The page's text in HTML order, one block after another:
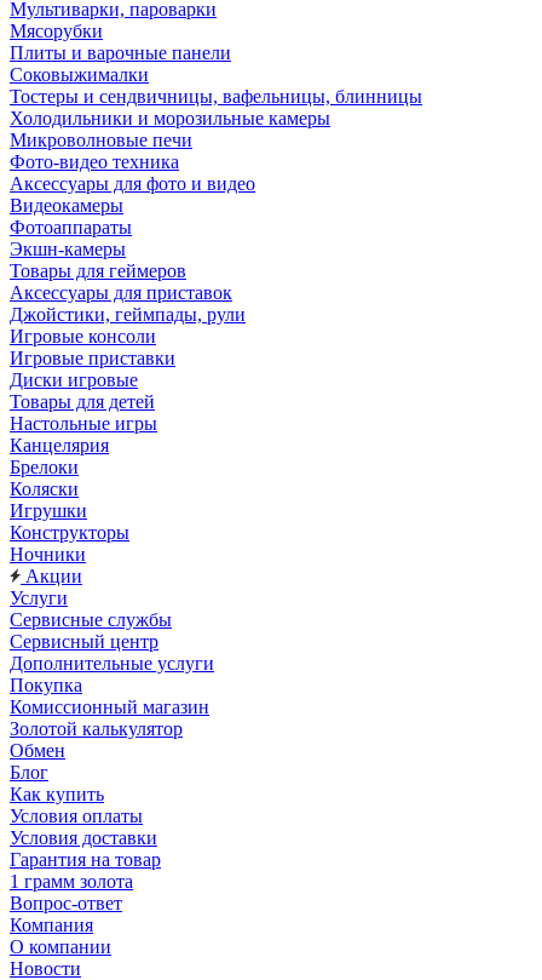
Мультиварки, пароварки
Мясорубки
Плиты и варочные панели
Соковыжималки
Тостеры и сендвичницы, вафельницы, блинницы
Холодильники и морозильные камеры
Микроволновые печи
Фото-видео техника
Аксессуары для фото и видео
Видеокамеры
Фотоаппараты
Экшн-камеры
Товары для геймеров
Аксессуары для приставок
Джойстики, геймпады, рули
Игровые консоли
Игровые приставки
Диски игровые
Товары для детей
Настольные игры
Канцелярия
Брелоки
Коляски
Игрушки
Конструкторы
Ночники
Акции
Услуги
Сервисные службы
Сервисный центр
Дополнительные услуги
Покупка
Комиссионный магазин
Золотой калькулятор
Обмен
Блог
Как купить
Условия оплаты
Условия доставки
Гарантия на товар
1 грамм золота
Вопрос-ответ
Компания
О компании
Новости